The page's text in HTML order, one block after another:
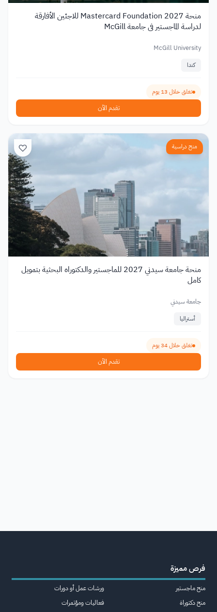
منحة Mastercard Foundation 2027 للاجئين الأفارقة
لدراسة الماجستير في جامعة McGill
McGill University
كندا
تغلق خلال 13 يوم
تقدم الآن
منح دراسية
منحة جامعة سيدني 2027 للماجستير والدكتوراه البحثية بتمويل
كامل
جامعة سيدني
أستراليا
تغلق خلال 34 يوم
تقدم الآن
فرص مميزة
منح ماجستير
منح دكتوراة
ورشات عمل أو دورات
فعاليات ومؤتمرات